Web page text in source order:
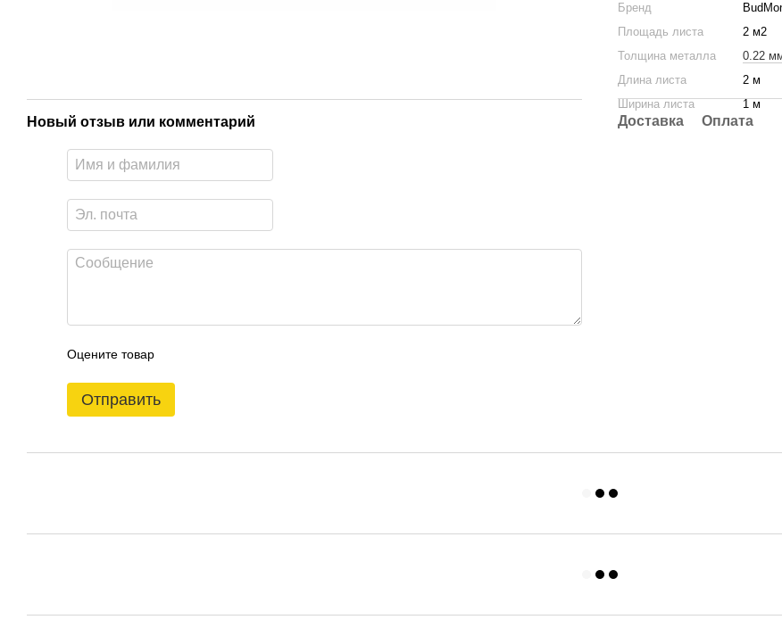
Новый отзыв или комментарий
Оцените товар
Отправить
Бренд
Площадь листа
2 м2
Толщина металла
0.22
Длина листа
2 м
Ширина листа
1 м
Доставка Оплата